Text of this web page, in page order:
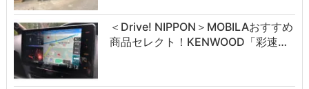
＜Drive! NIPPON＞MOBILAおすすめ
商品セレクト！KENWOOD「彩速…